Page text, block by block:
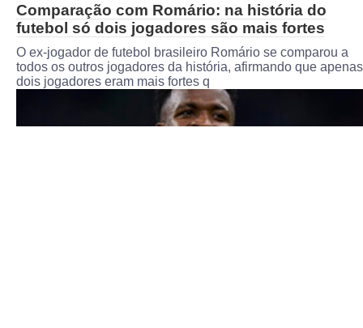
Comparação com Romário: na história do
futebol só dois jogadores são mais fortes
O ex-jogador de futebol brasileiro Romário se comparou a
todos os outros jogadores da história, afirmando que apenas
dois jogadores eram mais fortes q